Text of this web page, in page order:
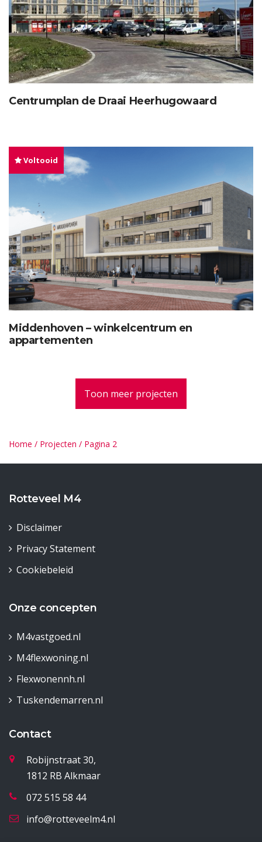
Centrumplan de Draai Heerhugowaard
Voltooid
Middenhoven – winkelcentrum en
appartementen
Toon meer projecten
Home / Projecten / Pagina 2
Rotteveel M4
Disclaimer
Privacy Statement
Cookiebeleid
Onze concepten
M4vastgoed.nl
M4flexwoning.nl
Flexwonennh.nl
Tuskendemarren.nl
Contact
Robijnstraat 30,
1812 RB Alkmaar
072 515 58 44
info@rotteveelm4.nl